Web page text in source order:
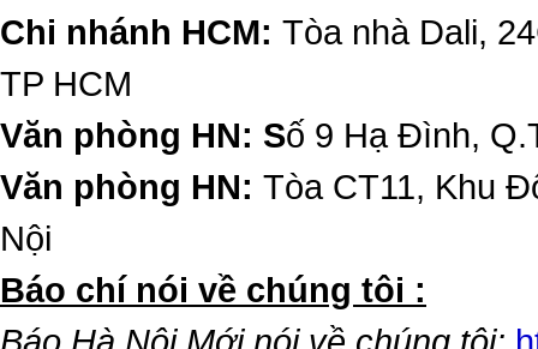
Chi nhánh HCM: Tòa nhà Dali,
TP HCM
Văn phòng HN: Số 9 Hạ Đình,
Văn phòng HN: Tòa CT11, Khu
Nội
​Báo chí nói về chúng tôi :